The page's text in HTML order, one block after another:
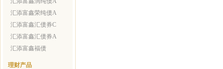
汇添富鑫荣纯债A
汇添富鑫汇债券C
汇添富鑫汇债券A
汇添富鑫福债
理财产品